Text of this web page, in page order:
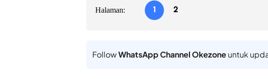
Halaman: 1 2
FollowWhatsApp Channel Okezoneuntuk